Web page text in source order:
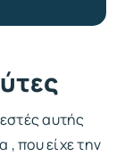
αυτής
που είχε την